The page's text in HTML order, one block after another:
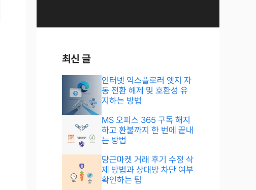
최신 글
인터넷 익스플로러 엣지 자
동 전환 해제 및 호환성 유
지하는 방법
MS 오피스 365 구독 해지
하고 환불까지 한 번에 끝내
는 방법
당근마켓 거래 후기 수정 삭
제 방법과 상대방 차단 여부
확인하는 팁